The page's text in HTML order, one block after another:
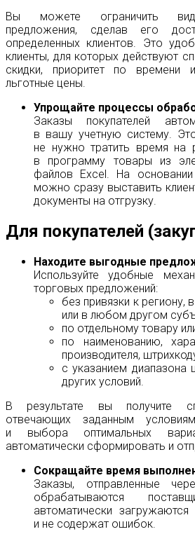
Вы можете ограничить
предложения, сделав его
определенных клиентов. Это
клиенты, для которых действуют
скидки, приоритет по времени
льготные цены.
Упрощайте процессы
Заказы покупателей
в вашу учетную систему.
не нужно тратить время на
в программу товары из
файлов Excel. На основании
можно сразу выставить
документы на отгрузку.
Для покупателей
Находите выгодные
Используйте удобные
торговых предложений:
без привязки к региону,
или в любом другом
по отдельному товару
по наименованию,
производителя,
с указанием диапазона
других условий.
В результате вы получите
отвечающих заданным
и выбора оптимальных
автоматически сформировать и
Сокращайте время
Заказы, отправленные
обрабатываются
автоматически
и не содержат ошибок.